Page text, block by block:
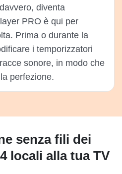
diventa
PRO è qui per
Prima o durante la
i temporizzatori
sonore, in modo che
perfezione.
senza fili dei
locali alla tua TV